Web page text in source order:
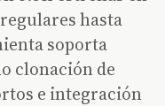
hasta
soporta
clonación de
e integración